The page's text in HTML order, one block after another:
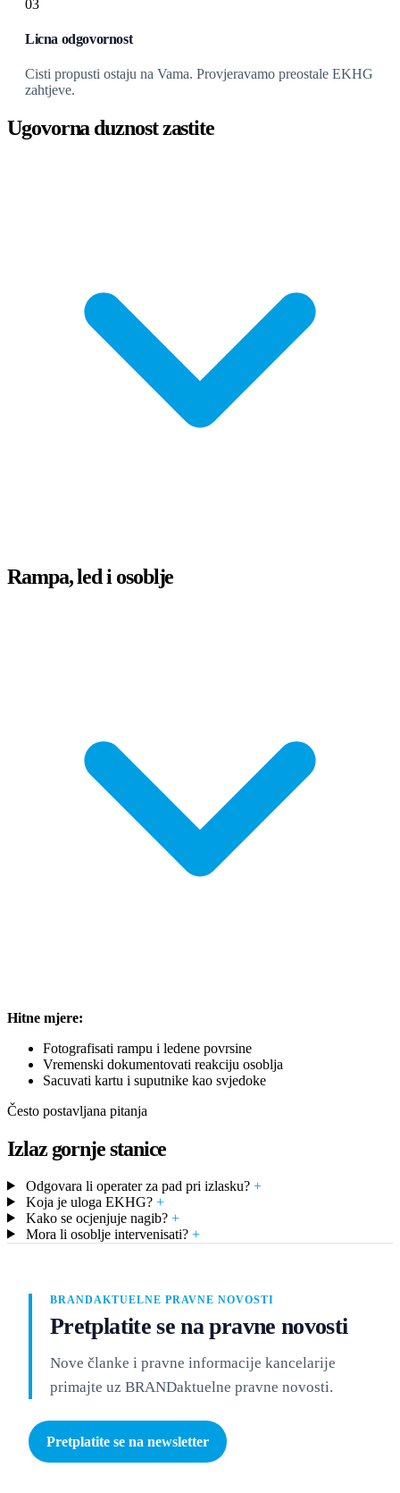
03
Licna odgovornost
Cisti propusti ostaju na Vama. Provjeravamo preostale EKHG
zahtjeve.
Ugovorna duznost zastite
Rampa, led i osoblje
Hitne mjere:
Fotografisati rampu i ledene povrsine
Vremenski dokumentovati reakciju osoblja
Sacuvati kartu i suputnike kao svjedoke
Često postavljana pitanja
Izlaz gornje stanice
Odgovara li operater za pad pri izlasku? +
Koja je uloga EKHG? +
Kako se ocjenjuje nagib? +
Mora li osoblje intervenisati? +
BRANDAKTUELNE PRAVNE NOVOSTI
Pretplatite se na pravne novosti
Nove članke i pravne informacije kancelarije
primajte uz BRANDaktuelne pravne novosti.
Pretplatite se na newsletter